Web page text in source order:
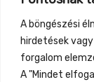
A böngészési
hirdetések
forgalom
A "Mindet